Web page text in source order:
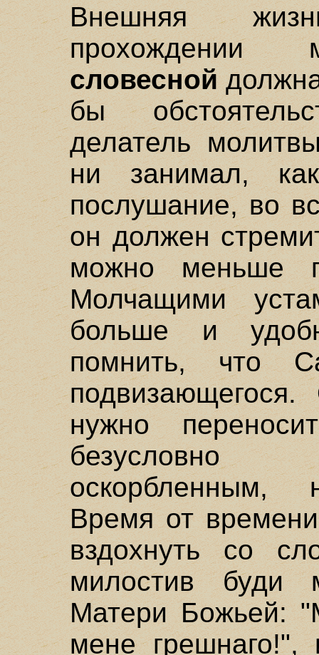
Внешняя
прохождении
словесной
бы
делатель
ни занимал,
послушание, во
он должен
можно меньше
Молчащими
больше и
помнить, что
нужно
безусловно
оскорбленным,
Время от
вздохнуть со
милостив
Матери Божьей:
мене